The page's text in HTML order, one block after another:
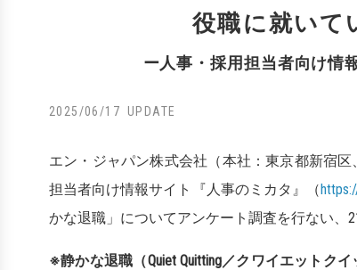
役職に就いて
ー人事・採用担当者向け情
2025/06/17
エン・ジャパン株式会社（本社：東京都新宿
担当者向け情報サイト『人事のミカタ』（
かな退職」についてアンケート調査を行ない、
※静かな退職（Quiet Quitting／クワイエットク